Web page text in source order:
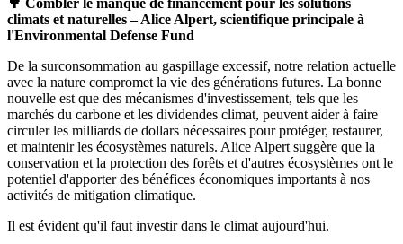
climats et naturelles – Alice Alpert, scientifique principale à
l'Environmental Defense Fund
De la surconsommation au gaspillage excessif, notre relation actuelle
avec la nature compromet la vie des générations futures. La bonne
nouvelle est que des mécanismes d'investissement, tels que les
marchés du carbone et les dividendes climat, peuvent aider à faire
circuler les milliards de dollars nécessaires pour protéger, restaurer,
et maintenir les écosystèmes naturels. Alice Alpert suggère que la
conservation et la protection des forêts et d'autres écosystèmes ont le
potentiel d'apporter des bénéfices économiques importants à nos
activités de mitigation climatique.
Il est évident qu'il faut investir dans le climat aujourd'hui.